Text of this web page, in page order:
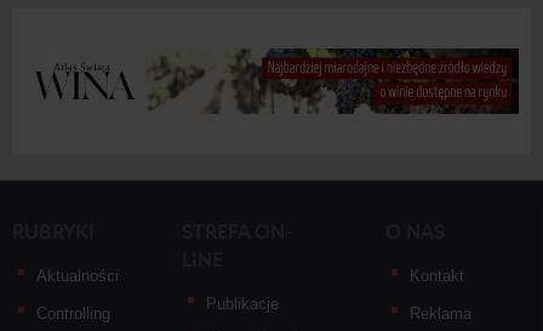
Aktualności
Controlling
Publikacje
Kontakt
Reklama